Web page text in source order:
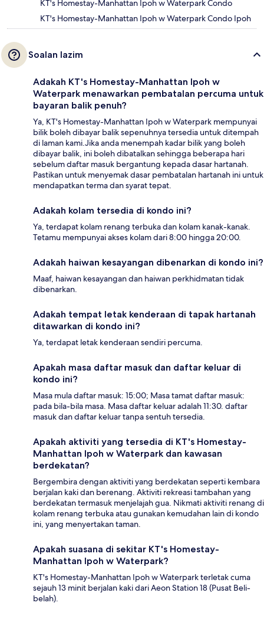
KT's Homestay-Manhattan Ipoh w Waterpark Condo
KT's Homestay-Manhattan Ipoh w Waterpark Condo Ipoh
Soalan lazim
Adakah KT's Homestay-Manhattan Ipoh w
Waterpark menawarkan pembatalan percuma untuk
bayaran balik penuh?
Ya, KT's Homestay-Manhattan Ipoh w Waterpark mempunyai
bilik boleh dibayar balik sepenuhnya tersedia untuk ditempah
di laman kami.Jika anda menempah kadar bilik yang boleh
dibayar balik, ini boleh dibatalkan sehingga beberapa hari
sebelum daftar masuk bergantung kepada dasar hartanah.
Pastikan untuk menyemak dasar pembatalan hartanah ini untuk
mendapatkan terma dan syarat tepat.
Adakah kolam tersedia di kondo ini?
Ya, terdapat kolam renang terbuka dan kolam kanak-kanak.
Tetamu mempunyai akses kolam dari 8:00 hingga 20:00.
Adakah haiwan kesayangan dibenarkan di kondo ini?
Maaf, haiwan kesayangan dan haiwan perkhidmatan tidak
dibenarkan.
Adakah tempat letak kenderaan di tapak hartanah
ditawarkan di kondo ini?
Ya, terdapat letak kenderaan sendiri percuma.
Apakah masa daftar masuk dan daftar keluar di
kondo ini?
Masa mula daftar masuk: 15:00; Masa tamat daftar masuk:
pada bila-bila masa. Masa daftar keluar adalah 11:30. daftar
masuk dan daftar keluar tanpa sentuh tersedia.
Apakah aktiviti yang tersedia di KT's Homestay-
Manhattan Ipoh w Waterpark dan kawasan
berdekatan?
Bergembira dengan aktiviti yang berdekatan seperti kembara
berjalan kaki dan berenang. Aktiviti rekreasi tambahan yang
berdekatan termasuk menjelajah gua. Nikmati aktiviti renang di
kolam renang terbuka atau gunakan kemudahan lain di kondo
ini, yang menyertakan taman.
Apakah suasana di sekitar KT's Homestay-
Manhattan Ipoh w Waterpark?
KT's Homestay-Manhattan Ipoh w Waterpark terletak cuma
sejauh 13 minit berjalan kaki dari Aeon Station 18 (Pusat Beli-
belah).